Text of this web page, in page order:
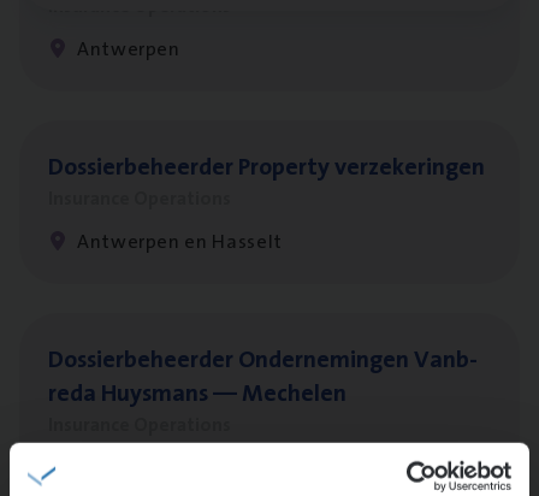
Antwerpen
Dos­sier­be­heer­der Pro­per­ty verzekeringen
Antwerpen en Hasselt
Dos­sier­be­heer­der Onder­ne­min­gen Van­b­
re­da Huys­mans — Mechelen